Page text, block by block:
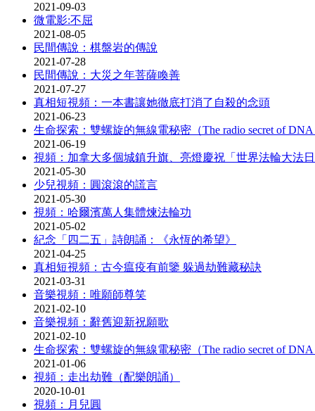
2021-09-03
微電影:不屈
2021-08-05
民間傳說：棋盤岩的傳說
2021-07-28
民間傳說：大災之年菩薩喚善
2021-07-27
真相短視頻：一本書讓她徹底打消了自殺的念頭
2021-06-23
生命探索：雙螺旋的無線電秘密（The radio secret of
2021-06-19
視頻：加拿大多個城鎮升旗、亮燈慶祝「世界法輪大法日
2021-05-30
少兒視頻：圓滾滾的謊言
2021-05-30
視頻：哈爾濱萬人集體煉法輪功
2021-05-02
紀念「四二五」詩朗誦：《永恆的希望》
2021-04-25
真相短視頻：古今瘟疫有前鑒 躲過劫難藏秘訣
2021-03-31
音樂視頻：唯願師尊笑
2021-02-10
音樂視頻：辭舊迎新祝願歌
2021-02-10
生命探索：雙螺旋的無線電秘密（The radio secret of DNA
2021-01-06
視頻：走出劫難（配樂朗誦）
2020-10-01
視頻：月兒圓